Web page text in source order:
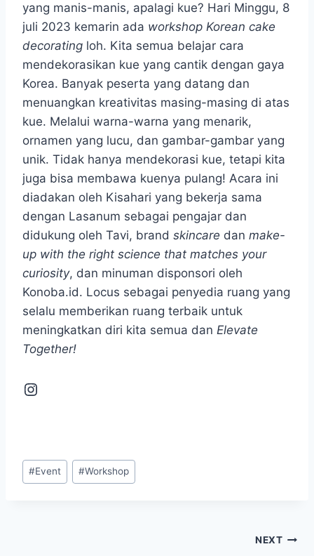
yang manis-manis, apalagi kue? Hari Minggu, 8
juli 2023 kemarin ada workshop Korean cake
decorating loh. Kita semua belajar cara
mendekorasikan kue yang cantik dengan gaya
Korea. Banyak peserta yang datang dan
menuangkan kreativitas masing-masing di atas
kue. Melalui warna-warna yang menarik,
ornamen yang lucu, dan gambar-gambar yang
unik. Tidak hanya mendekorasi kue, tetapi kita
juga bisa membawa kuenya pulang! Acara ini
diadakan oleh Kisahari yang bekerja sama
dengan Lasanum sebagai pengajar dan
didukung oleh Tavi, brand skincare dan make-
up with the right science that matches your
curiosity, dan minuman disponsori oleh
Konoba.id. Locus sebagai penyedia ruang yang
selalu memberikan ruang terbaik untuk
meningkatkan diri kita semua dan Elevate
Together!
#Event #Workshop
NEXT